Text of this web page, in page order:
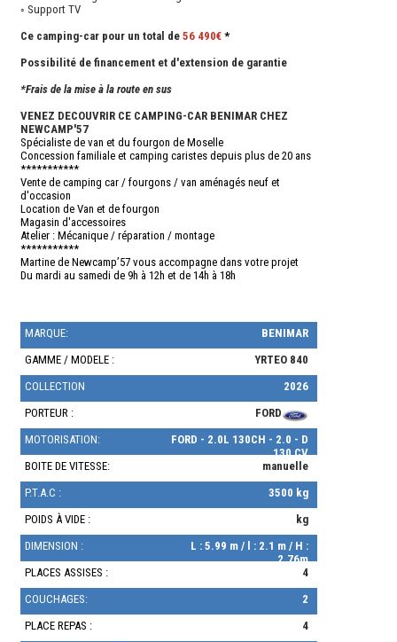
◦ Support TV
Ce camping-car pour un total de 56 490€ *
Possibilité de financement et d'extension de garantie
*Frais de la mise à la route en sus
VENEZ DECOUVRIR CE CAMPING-CAR BENIMAR CHEZ
NEWCAMP'57
Spécialiste de van et du fourgon de Moselle
Concession familiale et camping caristes depuis plus de 20 ans
***********
Vente de camping car / fourgons / van aménagés neuf et
d'occasion
Location de Van et de fourgon
Magasin d'accessoires
Atelier : Mécanique / réparation / montage
***********
Martine de Newcamp’57 vous accompagne dans votre projet
Du mardi au samedi de 9h à 12h et de 14h à 18h
MARQUE:
BENIMAR
GAMME / MODELE :
YRTEO 840
COLLECTION
2026
PORTEUR :
FORD
MOTORISATION:
FORD - 2.0L 130CH - 2.0 - D
130 CV
BOITE DE VITESSE:
manuelle
P.T.A.C :
3500 kg
POIDS À VIDE :
kg
DIMENSION :
L : 5.99 m / l : 2.1 m / H :
2.76m
PLACES ASSISES :
4
COUCHAGES:
2
PLACE REPAS :
4